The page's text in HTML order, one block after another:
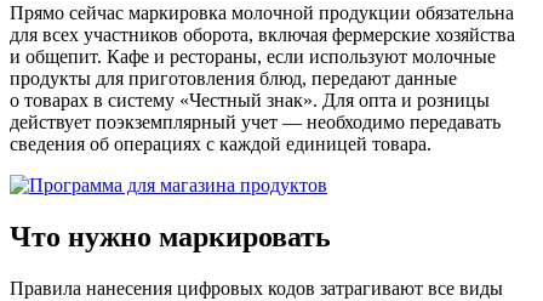
Прямо сейчас маркировка молочной продукции обязательна
для всех участников оборота, включая фермерские хозяйства
и общепит. Кафе и рестораны, если используют молочные
продукты для приготовления блюд, передают данные
о товарах в систему «Честный знак». Для опта и розницы
действует поэкземплярный учет — необходимо передавать
сведения об операциях с каждой единицей товара.
Что нужно маркировать
Правила нанесения цифровых кодов затрагивают все виды